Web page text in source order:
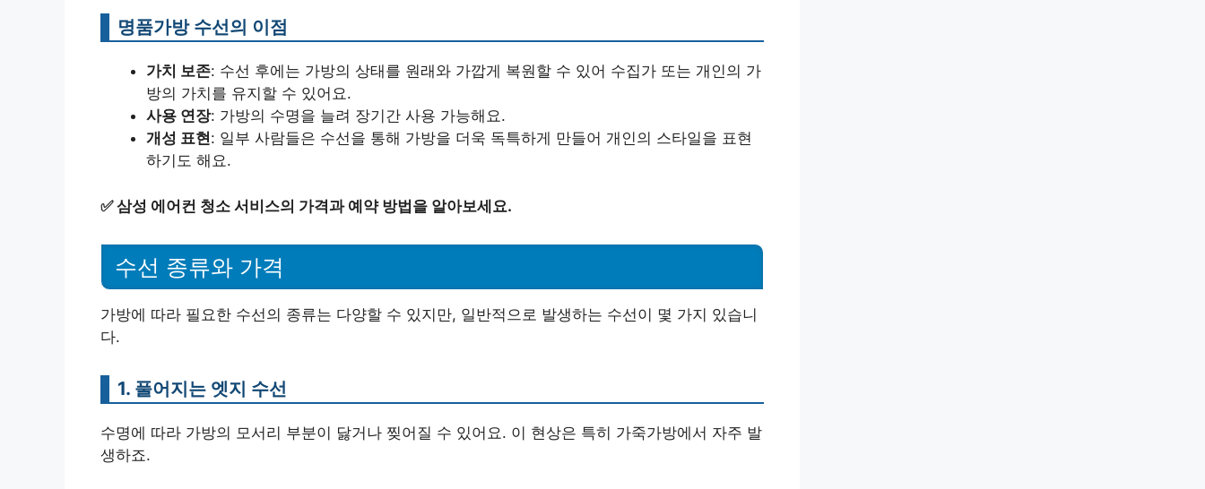
명품가방 수선의 이점
가치 보존: 수선 후에는 가방의 상태를 원래와 가깝게 복원할 수 있어 수집가 또는 개인의 가
방의 가치를 유지할 수 있어요.
사용 연장: 가방의 수명을 늘려 장기간 사용 가능해요.
개성 표현: 일부 사람들은 수선을 통해 가방을 더욱 독특하게 만들어 개인의 스타일을 표현
하기도 해요.
✅삼성 에어컨 청소 서비스의 가격과 예약 방법을 알아보세요.
수선 종류와 가격
가방에 따라 필요한 수선의 종류는 다양할 수 있지만, 일반적으로 발생하는 수선이 몇 가지 있습니
다.
1. 풀어지는 엣지 수선
수명에 따라 가방의 모서리 부분이 닳거나 찢어질 수 있어요. 이 현상은 특히 가죽가방에서 자주 발
생하죠.